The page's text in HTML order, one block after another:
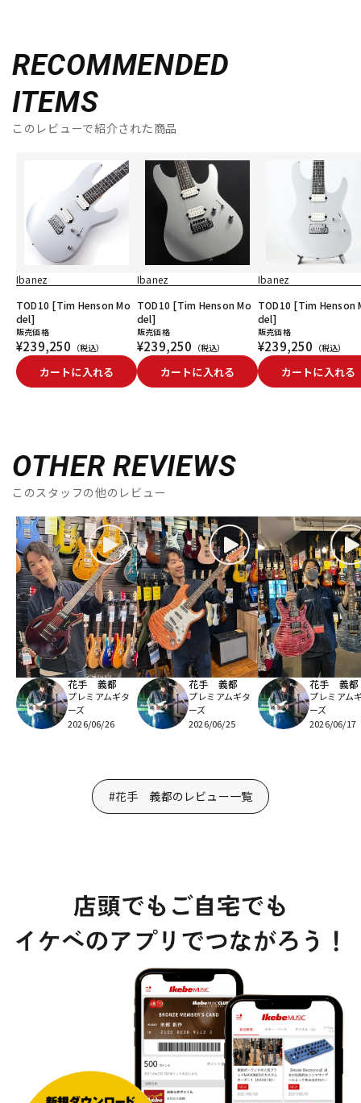
RECOMMENDED
ITEMS
このレビューで紹介された商品
Ibanez
TOD10 [Tim Henson Mo
del]
販売価格
¥239,250 （税込）
カートに入れる
Ibanez
TOD10 [Tim Henson Mo
del]
販売価格
¥239,250 （税込）
カートに入れる
Ibanez
TOD10 [Tim Henson
del]
販売価格
¥239,250 （税込）
カートに入れる
OTHER REVIEWS
このスタッフの他のレビュー
花手 義都
プレミアムギタ
ーズ
2026/06/26
花手 義都
プレミアムギタ
ーズ
2026/06/25
花手 義都
プレミアム
ーズ
2026/06/17
#花手 義都のレビュー一覧